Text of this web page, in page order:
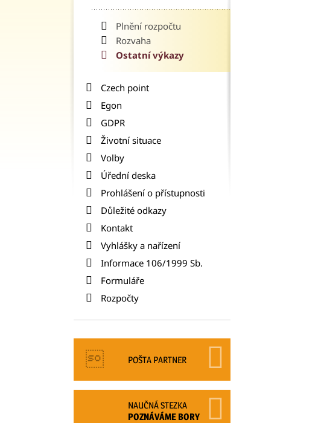
Plnění rozpočtu
Rozvaha
Ostatní výkazy
Czech point
Egon
GDPR
Životní situace
Volby
Úřední deska
Prohlášení o přístupnosti
Důležité odkazy
Kontakt
Vyhlášky a nařízení
Informace 106/1999 Sb.
Formuláře
Rozpočty
POŠTA PARTNER
NAUČNÁ STEZKA
POZNÁVÁME BORY